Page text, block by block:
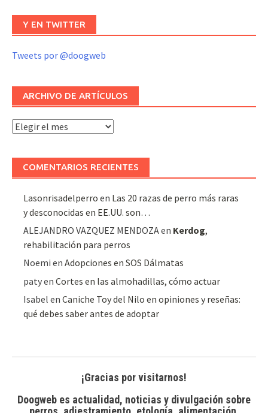
Y EN TWITTER
Tweets por @doogweb
ARCHIVO DE ARTÍCULOS
Archivo
COMENTARIOS RECIENTES
Lasonrisadelperro en Las 20 razas de perro más raras
y desconocidas en EE.UU. son…
ALEJANDRO VAZQUEZ MENDOZAen Kerdog,
rehabilitación para perros
Noemi enAdopciones en SOS Dálmatas
patyenCortes en las almohadillas, cómo actuar
Isabel enCaniche Toy del Nilo en opiniones y reseñas:
qué debes saber antes de adoptar
¡Gracias por visitarnos!
Doogweb es actualidad, noticias y divulgación sobre